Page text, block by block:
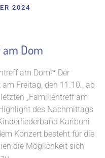
2024
Dom
am Dom!* Der
Freitag, den 11.10., ab
„Familientreff am
des Nachmittags
Karibuni
Konzert besteht für die
die Möglichkeit sich